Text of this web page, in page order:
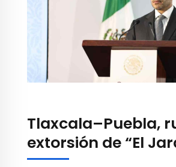
Tlaxcala–Puebla,
extorsión de “El